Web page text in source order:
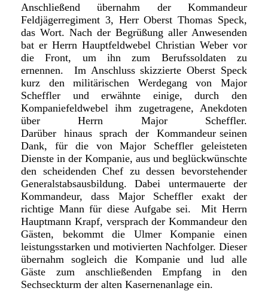
Anschließend übernahm der Kommandeur
Feldjägerregiment 3, Herr Oberst Thomas Speck,
das Wort. Nach der Begrüßung aller Anwesenden
bat er Herrn Hauptfeldwebel Christian Weber vor
die Front, um ihn zum Berufssoldaten zu
ernennen. Im Anschluss skizzierte Oberst Speck
kurz den militärischen Werdegang von Major
Scheffler und erwähnte einige, durch den
Kompaniefeldwebel ihm zugetragene, Anekdoten
über Herrn Major Scheffler.
Darüber hinaus sprach der Kommandeur seinen
Dank, für die von Major Scheffler geleisteten
Dienste in der Kompanie, aus und beglückwünschte
den scheidenden Chef zu dessen bevorstehender
Generalstabsausbildung. Dabei untermauerte der
Kommandeur, dass Major Scheffler exakt der
richtige Mann für diese Aufgabe sei. Mit Herrn
Hauptmann Krapf, versprach der Kommandeur den
Gästen, bekommt die Ulmer Kompanie einen
leistungsstarken und motivierten Nachfolger. Dieser
übernahm sogleich die Kompanie und lud alle
Gäste zum anschließenden Empfang in den
Sechseckturm der alten Kasernenanlage ein.